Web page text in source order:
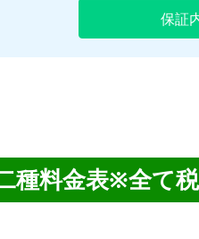
保証
種料金表※全て